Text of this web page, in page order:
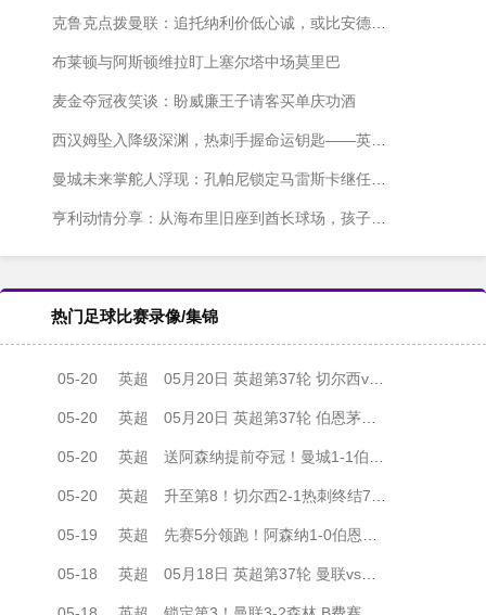
克鲁克点拨曼联：追托纳利价低心诚，或比安德森更划算
布莱顿与阿斯顿维拉盯上塞尔塔中场莫里巴
麦金夺冠夜笑谈：盼威廉王子请客买单庆功酒
西汉姆坠入降级深渊，热刺手握命运钥匙——英超保级生死局一夜骤变
曼城未来掌舵人浮现：孔帕尼锁定马雷斯卡继任位，回归心切
亨利动情分享：从海布里旧座到酋长球场，孩子终于亲见枪手夺冠
热门足球比赛录像/集锦
05-20 英超 05月20日 英超第37轮 切尔西vs热刺 全场录像
05-20 英超 05月20日 英超第37轮 伯恩茅斯vs曼城 全场录像
05-20 英超 送阿森纳提前夺冠！曼城1-1伯恩茅斯 樱桃17轮不败哈兰德扳平
05-20 英超 升至第8！切尔西2-1热刺终结7轮不胜 恩佐传射热刺领先降级区2分
05-19 英超 先赛5分领跑！阿森纳1-0伯恩利 哈弗茨制胜+蹬踏染黄 萨卡献助攻
05-18 英超 05月18日 英超第37轮 曼联vs诺丁汉森林 全场录像